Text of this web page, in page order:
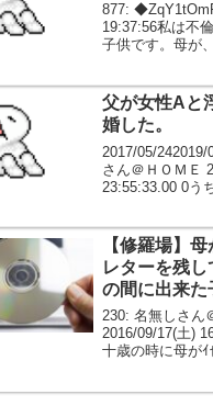
877:
19:37:56私は不
子供です。母が
ました。父の子
父が女性Aと
婚した。
2017/05/
さん＠ＨＯＭＥ
23:55:33.00 0
の父が女性A...
【修羅場】
レターを残
の間に出来た
撃な事実をカ
230: 名無しさん
2016/09/17(土)
十歳の時に母が